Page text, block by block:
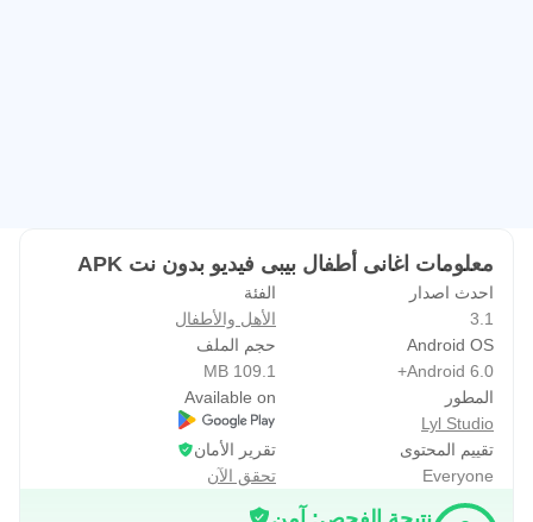
معلومات اغانى أطفال بيبى فيديو بدون نت APK
احدث اصدار
3.1
الفئة
الأهل والأطفال
Android OS
Android 6.0+
حجم الملف
109.1 MB
المطور
Lyl Studio
Available on
تقييم المحتوى
Everyone
تقرير الأمان
تحقق الآن